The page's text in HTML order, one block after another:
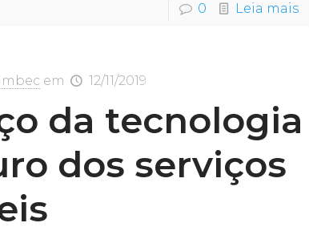
0 Leia mais
em 12/11/2019
da tecnologia
dos serviços